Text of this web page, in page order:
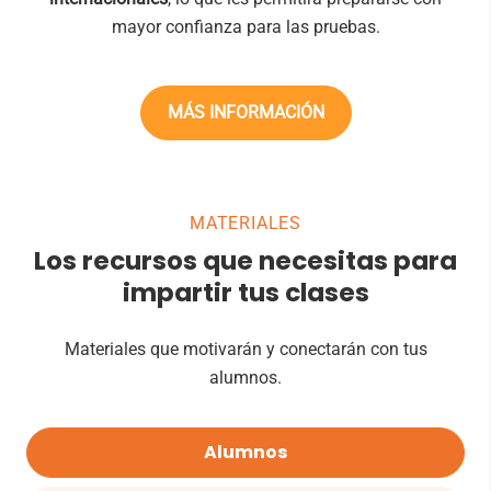
mayor confianza para las pruebas.
MÁS INFORMACIÓN
MATERIALES
Los recursos que necesitas para
impartir tus clases
Materiales que motivarán y conectarán con tus
alumnos.
Alumnos